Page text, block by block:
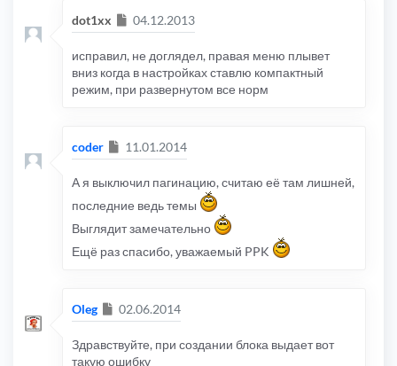
dot1xx Сообщение
04.12.2013
исправил, не доглядел, правая меню плывет
вниз когда в настройках ставлю компактный
режим, при развернутом все норм
coder Сообщение
11.01.2014
А я выключил пагинацию, считаю её там лишней,
последние ведь темы
Выглядит замечательно
Ещё раз спасибо, уважаемый PPK
Oleg Сообщение
02.06.2014
Здравствуйте, при создании блока выдает вот
такую ошибку